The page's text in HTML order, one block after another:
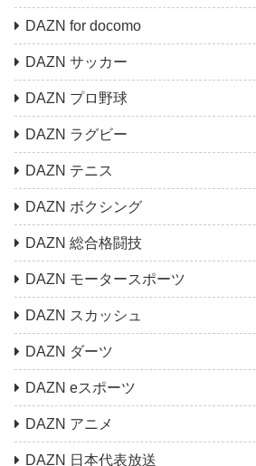
DAZN for docomo
DAZN サッカー
DAZN プロ野球
DAZN ラグビー
DAZN テニス
DAZN ボクシング
DAZN 総合格闘技
DAZN モータースポーツ
DAZN スカッシュ
DAZN ダーツ
DAZN eスポーツ
DAZN アニメ
DAZN 日本代表放送